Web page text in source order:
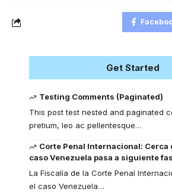
Get Started
Testing Comments (Paginated)
This post test nested and paginated
pretium, leo ac pellentesque…
Corte Penal Internacional: Cerca
caso Venezuela pasa a siguiente
La Fiscalía de la Corte Penal
el caso Venezuela…